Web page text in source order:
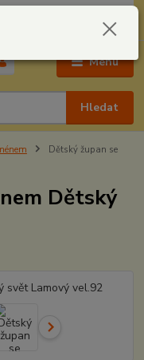
Menu
Hledat
0,00 Kč
Dětský župan se
Dětský